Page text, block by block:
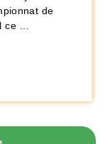
de
ce …